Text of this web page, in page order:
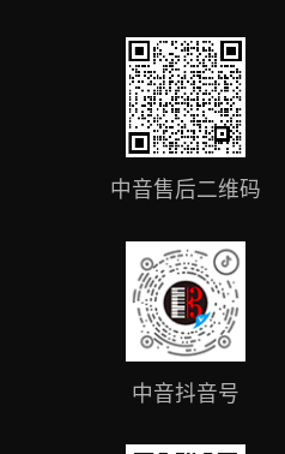
中音售后二维码
中音抖音号